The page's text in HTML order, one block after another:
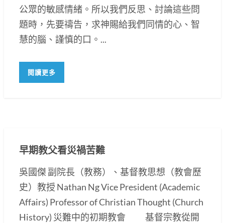
公眾的敏感情緒。所以我們反思、討論這些問
題時，先要禱告，求神賜給我們同情的心、智
慧的腦、謹慎的口。...
閱讀更多
早期教父看災禍苦難
吳國傑 副院長（教務）、基督教思想（教會歷
史）教授 Nathan Ng Vice President (Academic
Affairs) Professor of Christian Thought (Church
History) 災難中的初期教會 基督宗教從開